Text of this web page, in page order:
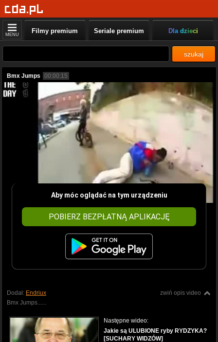
MENU Filmy premium Seriale premium Dla dzieci
szukaj
Bmx Jumps 00:00:15
Aby móc oglądać na tym urządzeniu
POBIERZ BEZPŁATNĄ APLIKACJĘ
zwiń opis video
Dodał: Endriux
Bmx Jumps......
Następne wideo:
Jakie są ULUBIONE ryby RYDZYKA?
[SUCHARY WIDZÓW]